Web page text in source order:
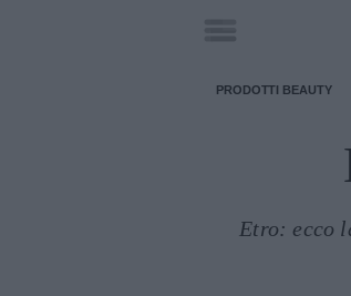
PRODOTTI BEAUTY
Etro: ecco